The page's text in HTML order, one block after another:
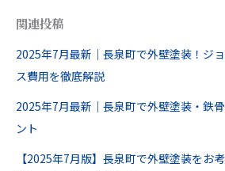
関連投稿
2025年7月最新｜長泉町で外壁塗装！ジ
ス費用を徹底解説
2025年7月最新｜長泉町で外壁塗装・鉄
ント
【2025年7月版】長泉町で外壁塗装をお